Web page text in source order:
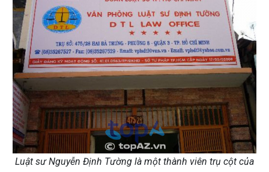
Luật sư Nguyễn Định Tường là một thành viên trụ cột của